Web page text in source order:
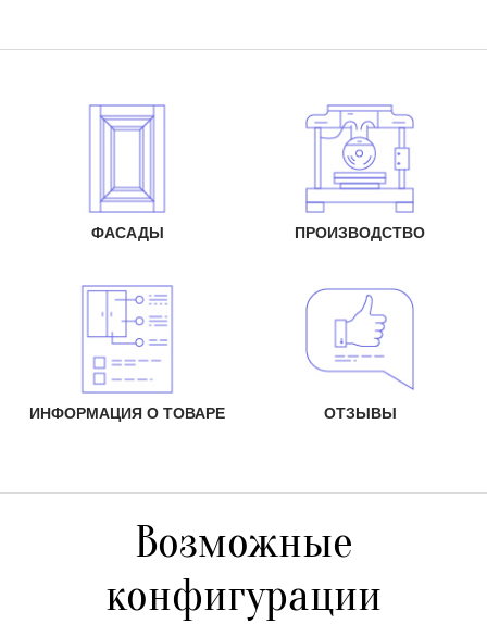
ФАСАДЫ ПРОИЗВОДСТВО
ИНФОРМАЦИЯ О ТОВАРЕ ОТЗЫВЫ
Возможные
конфигурации